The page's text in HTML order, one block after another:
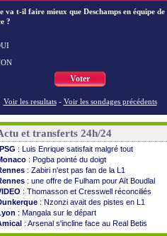
va t-il faire mieux que Deschamps en équipe de
?
Voter
Voir les resultats - Voir les sondages précédents
et transferts 24h/24
PSG : Luis Enrique satisfait malgré tout
: Pogba pointé du doigt
: Zabiri n'est pas fan de la L1
: une offre de Fulham pour Aït Boudlal
: Thomasson et Cresswell réconciliés
: Nzonzi avait des pistes en L1
: Mangala sur le départ
: Arsenal s'incline face au Real Betis
: lourde défaite pour le PSG